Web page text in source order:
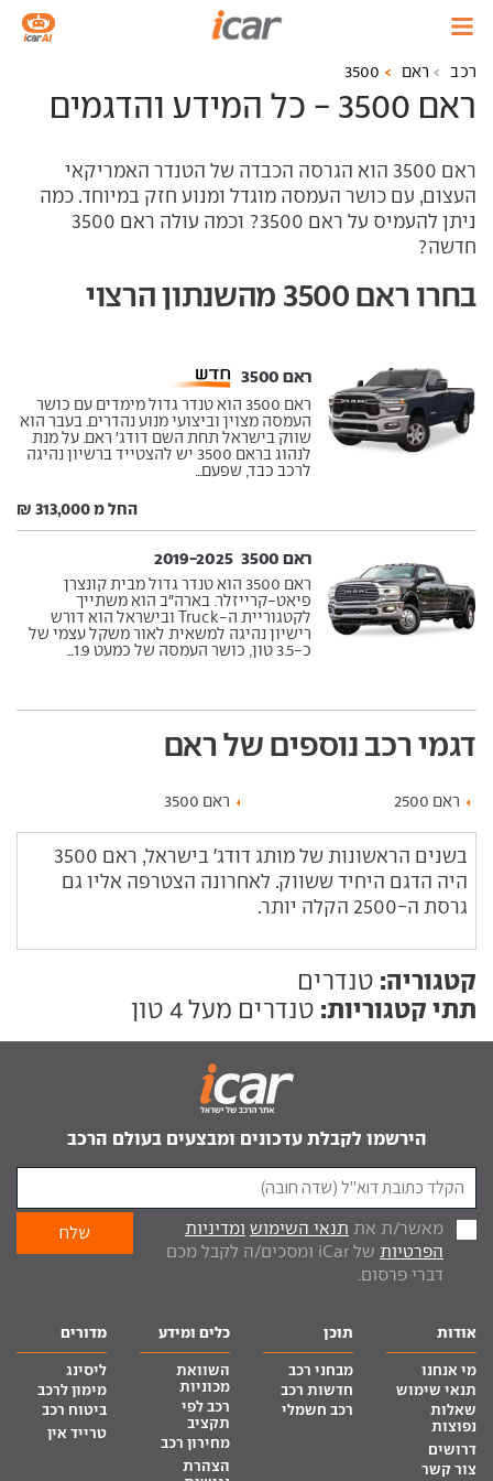
רכב ראם 3500
ראם 3500 - כל המידע והדגמים
ראם 3500 הוא הגרסה הכבדה של הטנדר האמריקאי
העצום, עם כושר העמסה מוגדל ומנוע חזק במיוחד. כמה
ניתן להעמיס על ראם 3500? וכמה עולה ראם 3500
חדשה?
בחרו ראם 3500 מהשנתון הרצוי
ראם 3500 ‏
ראם 3500 הוא טנדר גדול מימדים עם כושר
העמסה מצוין וביצועי מנוע נהדרים. בעבר הוא
שווק בישראל תחת השם דודג' ראם. על מנת
לנהוג בראם 3500 יש להצטייד ברשיון נהיגה
לרכב כבד, שפעם...
החל מ 313,000 ₪
ראם 3500 ‏ 2019-2025
ראם 3500 הוא טנדר גדול מבית קונצרן
פיאט-קרייזלר. בארה"ב הוא משתייך
לקטגוריית ה-Truck ובישראל הוא דורש
רישיון נהיגה למשאית לאור משקל עצמי של
כ-3.5 טון, כושר העמסה של כמעט 1.9...
דגמי רכב נוספים של ראם
ראם 2500 ראם 3500
בשנים הראשונות של מותג דודג' בישראל, ראם 3500
היה הדגם היחיד ששווק. לאחרונה הצטרפה אליו גם
גרסת ה-2500 הקלה יותר.
קטגוריה: טנדרים
תתי קטגוריות: טנדרים מעל 4 טון
הירשמו לקבלת עדכונים ומבצעים בעולם הרכב
מאשר/ת את תנאי השימוש ומדיניות
הפרטיות
של iCar ומסכים/ה לקבל מכם
דברי פרסום.
אודות
מי אנחנו
תנאי שימוש
שאלות
נפוצות
דרושים
צור קשר
תוכן
מבחני רכב
חדשות רכב
רכב חשמלי
כלים ומידע
השוואת
מכוניות
רכב לפי
תקציב
מחירון רכב
הצהרת
מדורים
ליסינג
מימון לרכב
ביטוח רכב
טרייד אין